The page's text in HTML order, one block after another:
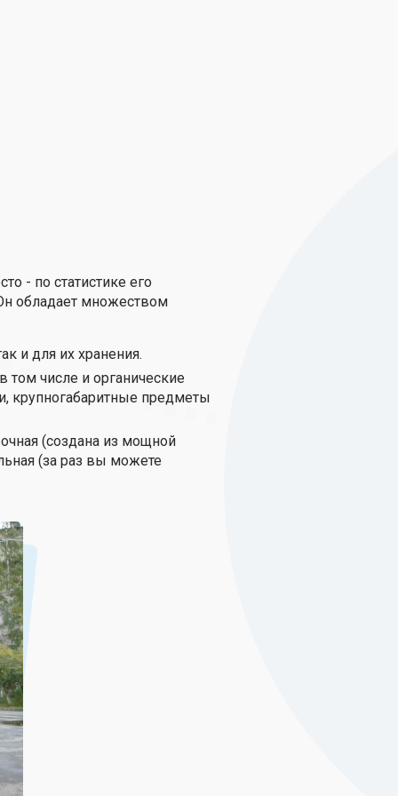
- по статистике его
обладает множеством
и для их хранения.
числе и органические
крупногабаритные предметы
(создана из мощной
(за раз вы можете